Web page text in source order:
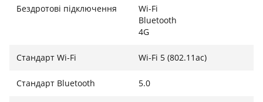
Бездротові підключення
Wi-Fi
Bluetooth
4G
Стандарт Wi-Fi Wi-Fi 5 (802.11ac)
Стандарт Bluetooth 5.0